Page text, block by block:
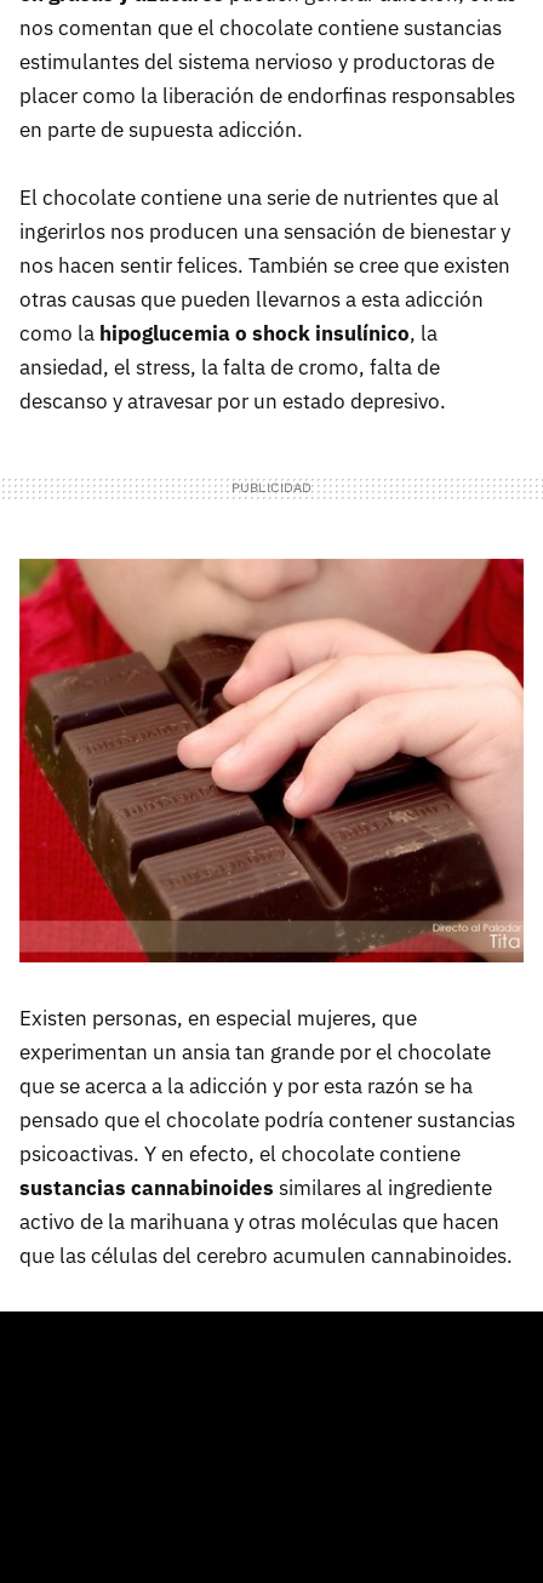
nos comentan que el chocolate contiene sustancias
estimulantes del sistema nervioso y productoras de
placer como la liberación de endorfinas responsables
en parte de supuesta adicción.
El chocolate contiene una serie de nutrientes que al
ingerirlos nos producen una sensación de bienestar y
nos hacen sentir felices. También se cree que existen
otras causas que pueden llevarnos a esta adicción
como la hipoglucemia o shock insulínico, la
ansiedad, el stress, la falta de cromo, falta de
descanso y atravesar por un estado depresivo.
Existen personas, en especial mujeres, que
experimentan un ansia tan grande por el chocolate
que se acerca a la adicción y por esta razón se ha
pensado que el chocolate podría contener sustancias
psicoactivas. Y en efecto, el chocolate contiene
sustancias cannabinoides similares al ingrediente
activo de la marihuana y otras moléculas que hacen
que las células del cerebro acumulen cannabinoides.